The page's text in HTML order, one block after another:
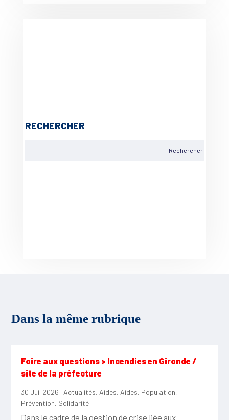
RECHERCHER
Dans la même rubrique
Foire aux questions > Incendies en Gironde /
site de la préfecture
30 Juil 2026 | Actualités, Aides, Aides, Population,
Prévention, Solidarité
Dans le cadre de la gestion de crise liée aux